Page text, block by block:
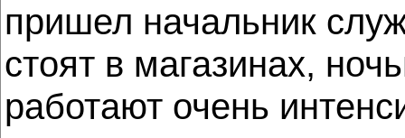
пришел начальник
стоят в магазинах,
работают очень